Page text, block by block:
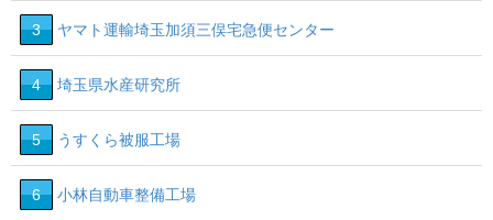
3 ヤマト運輸埼玉加須三俣宅急便センター
4 埼玉県水産研究所
5 うすくら被服工場
6 小林自動車整備工場